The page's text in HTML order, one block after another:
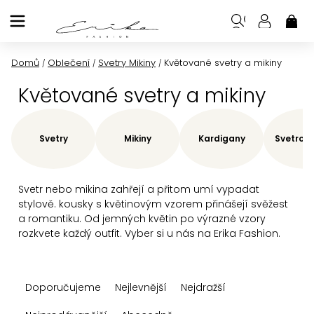
na
Domů / Oblečení / Svetry Mikiny / Květované svetry a mikiny
Květované svetry a mikiny
Svetr nebo mikina zahřejí a přitom umí vypadat
stylově. kousky s květinovým vzorem přinášejí svěžest
a romantiku. Od jemných květin po výrazné vzory
rozkvete každý outfit. Vyber si u nás na Erika Fashion.
Svetry Mikiny Kardigany
aDoporučujeme Nejlevnější
Nejdražší